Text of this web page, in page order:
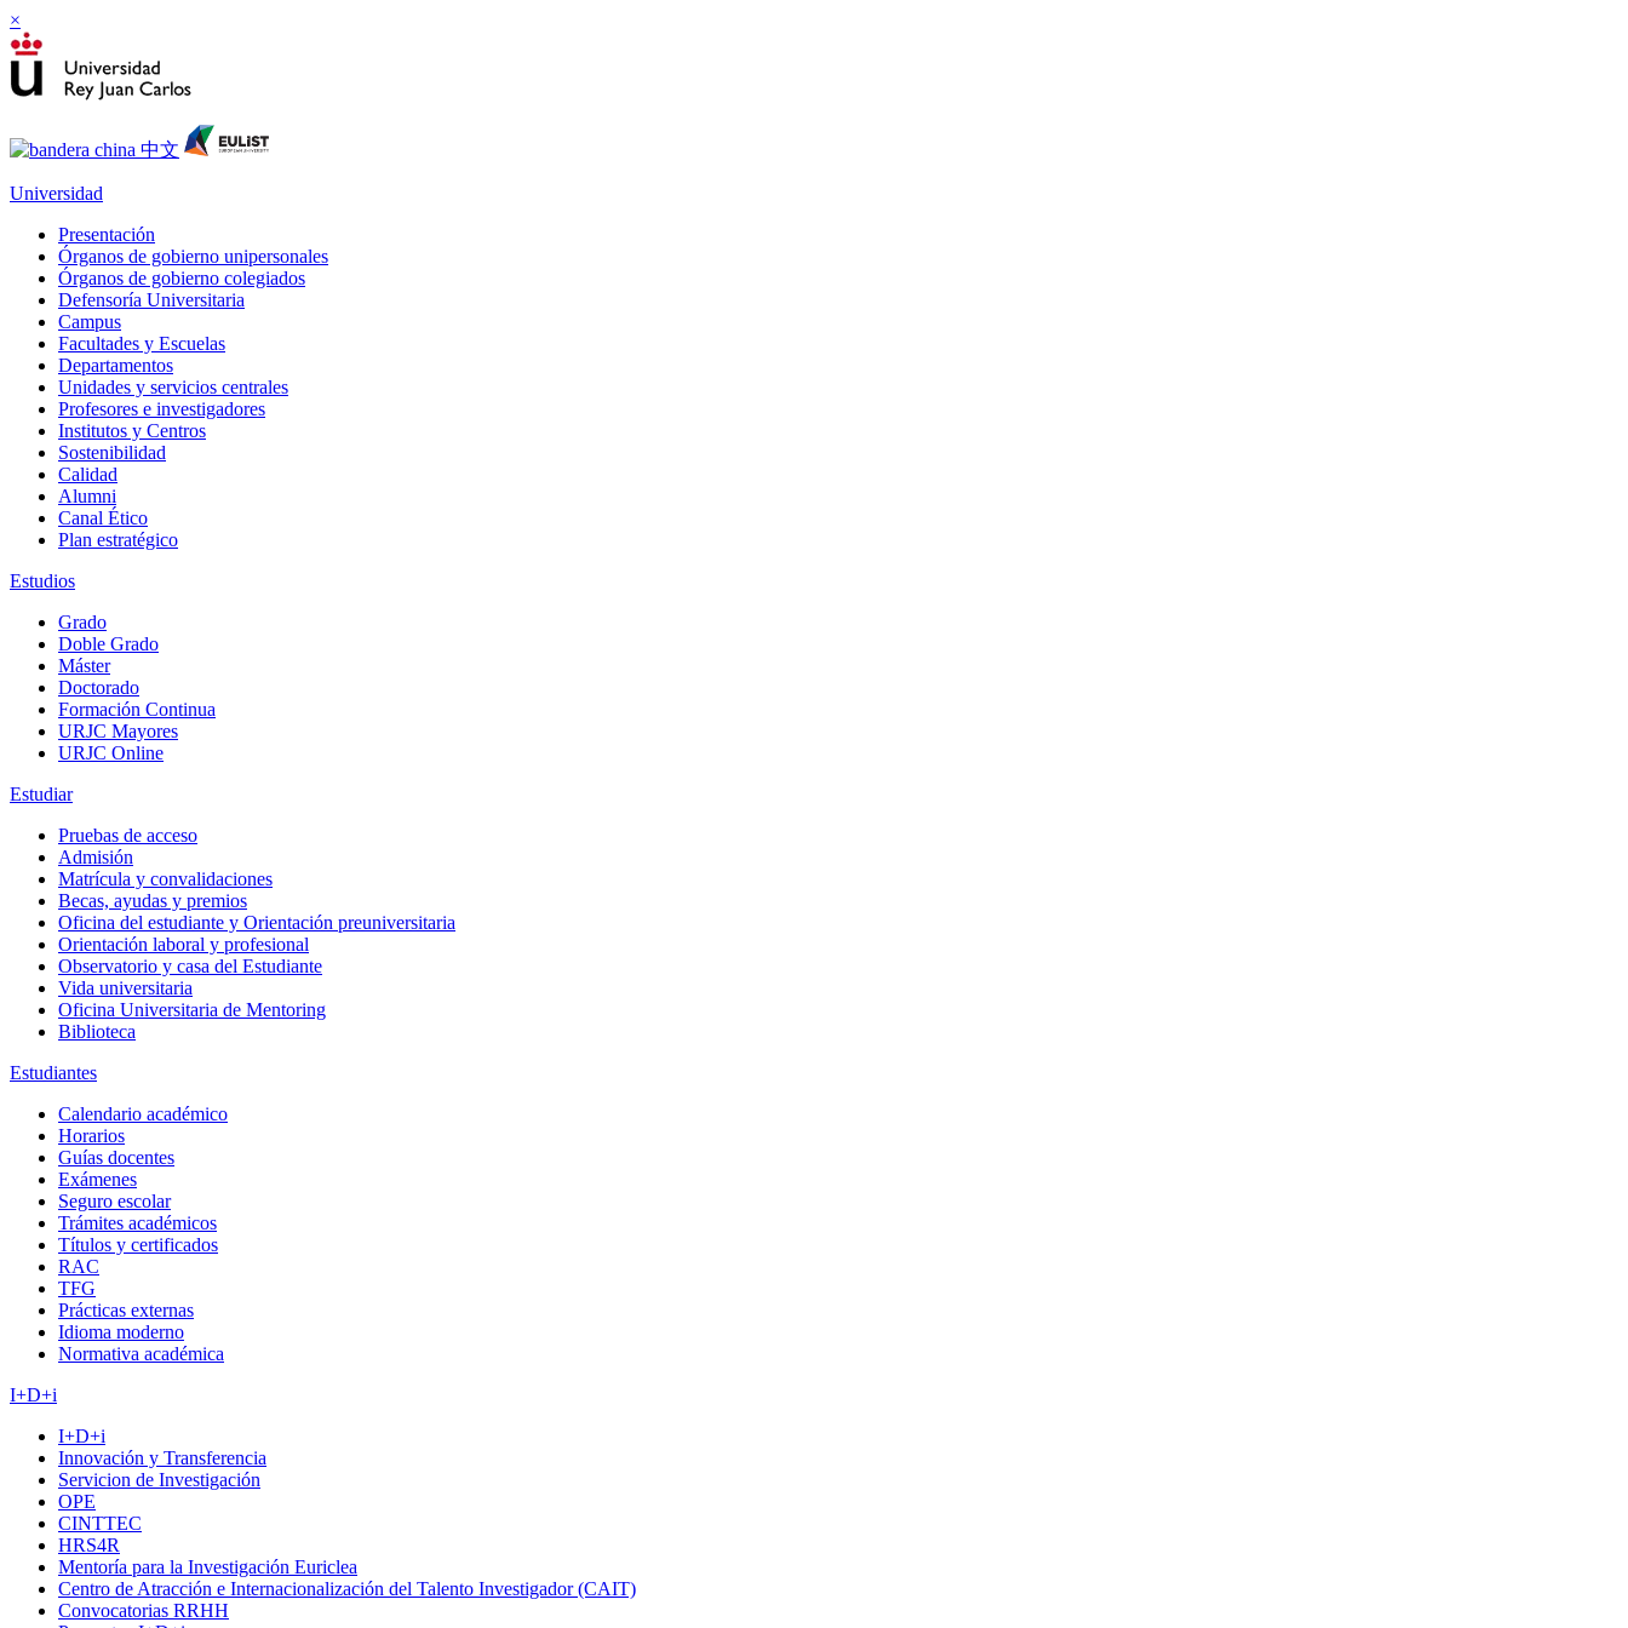
×
Universidad
Presentación
Órganos de gobierno unipersonales
Órganos de gobierno colegiados
Defensoría Universitaria
Campus
Facultades y Escuelas
Departamentos
Unidades y servicios centrales
Profesores e investigadores
Institutos y Centros
Sostenibilidad
Calidad
Alumni
Canal Ético
Plan estratégico
Estudios
Grado
Doble Grado
Máster
Doctorado
Formación Continua
URJC Mayores
URJC Online
Estudiar
Pruebas de acceso
Admisión
Matrícula y convalidaciones
Becas, ayudas y premios
Oficina del estudiante y Orientación preuniversitaria
Orientación laboral y profesional
Observatorio y casa del Estudiante
Vida universitaria
Oficina Universitaria de Mentoring
Biblioteca
Estudiantes
Calendario académico
Horarios
Guías docentes
Exámenes
Seguro escolar
Trámites académicos
Títulos y certificados
RAC
TFG
Prácticas externas
Idioma moderno
Normativa académica
I+D+i
I+D+i
Innovación y Transferencia
Servicion de Investigación
OPE
CINTTEC
HRS4R
Mentoría para la Investigación Euriclea
Centro de Atracción e Internacionalización del Talento Investigador (CAIT)
Convocatorias RRHH